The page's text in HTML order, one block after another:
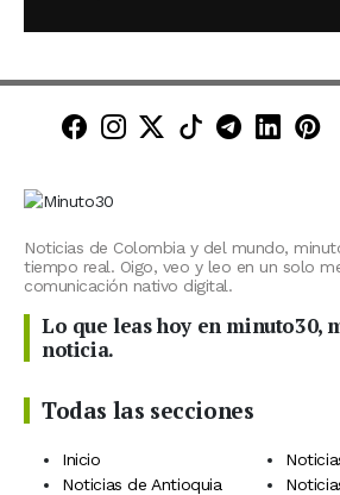
Minuto30 en Facebook
Minuto30 en
Minuto30 en X
Minuto30
Canal
Noticias de Colombia y del mundo,
tiempo real. Oigo, veo y leo en un solo
comunicación nativo digital.
Lo que leas hoy en minuto30,
noticia.
Todas las secciones
Inicio
Noticias de Antioquia